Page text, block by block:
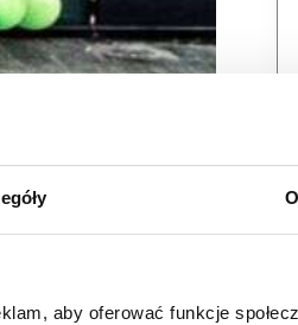
aby oferować funkcje
marki akcesoriów